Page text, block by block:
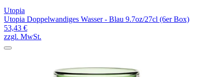
Utopia
Utopia Doppelwandiges Wasser - Blau 9.7oz/27cl (6er Box)
53,43 €
zzgl. MwSt.